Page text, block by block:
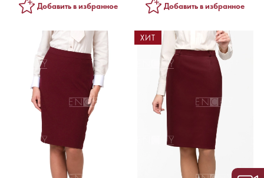
Добавить в избранное Добавить в избранное
ХИТ